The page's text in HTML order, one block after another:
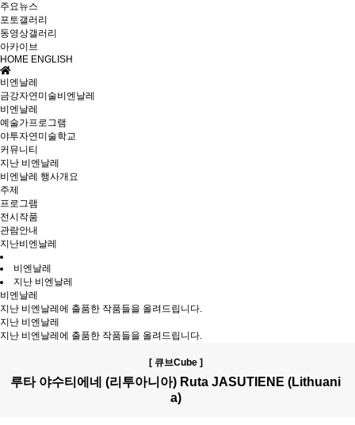
주요뉴스
포토갤러리
동영상갤러리
아카이브
HOME ENGLISH
비엔날레
금강자연미술비엔날레
비엔날레
예술가프로그램
야투자연미술학교
커뮤니티
지난 비엔날레
비엔날레 행사개요
주제
프로그램
전시작품
관람안내
지난비엔날레
비엔날레
지난 비엔날레
비엔날레
지난 비엔날레에 출품한 작품들을 올려드립니다.
지난 비엔날레
지난 비엔날레에 출품한 작품들을 올려드립니다.
[ 큐브Cube ]
루타 야수티에네 (리투아니아) Ruta JASUTIENE (Lithuani
a)